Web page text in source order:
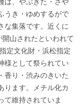
うき・ゆめするがで
な集落です。近くに
山されたといわれて
定文化財・浜松指定
様として祭られてい
香り・渋みのきいた
ります。メチル化カ
て維持されていま